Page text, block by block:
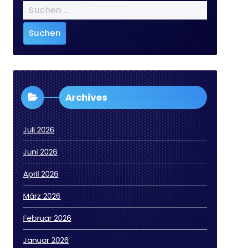
Suchen
nach:
Archives
Juli 2026
Juni 2026
April 2026
März 2026
Februar 2026
Januar 2026